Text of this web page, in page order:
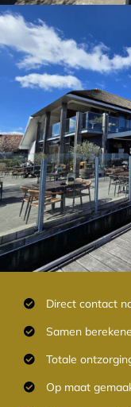
Direct contact
Samen
Totale
Op maat